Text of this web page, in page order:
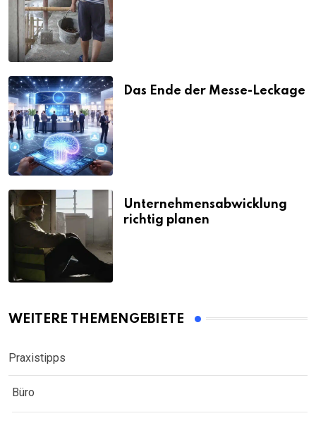
Das Ende der Messe-Leckage
Unternehmensabwicklung
richtig planen
WEITERE THEMENGEBIETE
Praxistipps
Büro